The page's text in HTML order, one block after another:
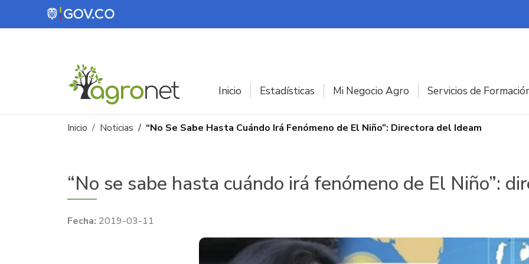
Pasar al contenido principal
Inicio Estadísticas Mi Negocio Agro Servicios de
Ruta de navegación
Inicio Noticias “No Se Sabe Hasta Cuándo Irá Fenómeno de El Niño”: Directora del Ideam
“No se sabe hasta cuándo irá fenómeno de El Niño”:
2019-03-11